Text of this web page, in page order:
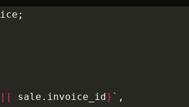
sale.invoice_id } ` ,